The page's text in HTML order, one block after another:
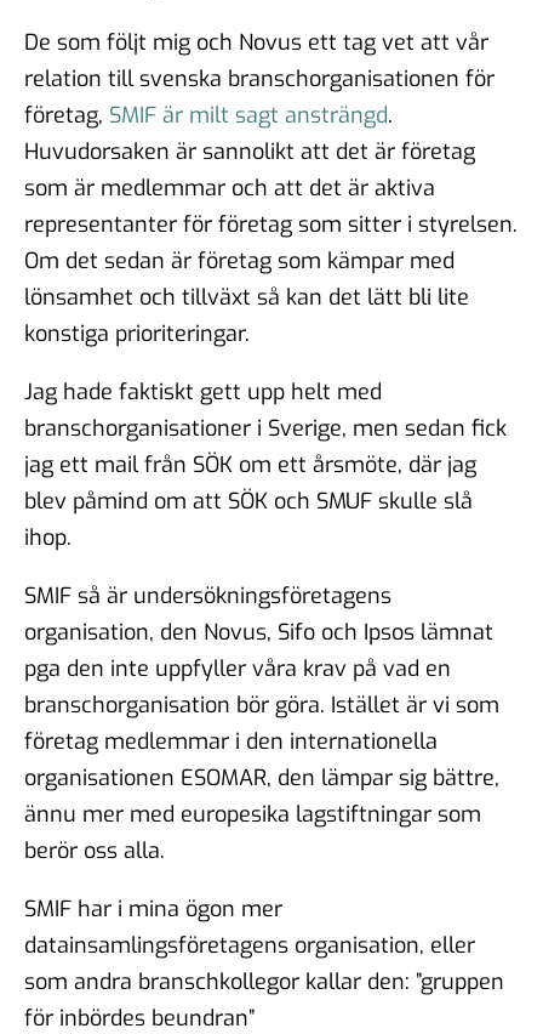
De som följt mig och Novus ett tag vet att vår
relation till svenska branschorganisationen för
företag, SMIF är milt sagt ansträngd.
Huvudorsaken är sannolikt att det är företag
som är medlemmar och att det är aktiva
representanter för företag som sitter i styrelsen.
Om det sedan är företag som kämpar med
lönsamhet och tillväxt så kan det lätt bli lite
konstiga prioriteringar.
Jag hade faktiskt gett upp helt med
branschorganisationer i Sverige, men sedan fick
jag ett mail från SÖK om ett årsmöte, där jag
blev påmind om att SÖK och SMUF skulle slå
ihop.
SMIF så är undersökningsföretagens
organisation, den Novus, Sifo och Ipsos lämnat
pga den inte uppfyller våra krav på vad en
branschorganisation bör göra. Istället är vi som
företag medlemmar i den internationella
organisationen ESOMAR, den lämpar sig bättre,
ännu mer med europesika lagstiftningar som
berör oss alla.
SMIF har i mina ögon mer
datainsamlingsföretagens organisation, eller
som andra branschkollegor kallar den: ”gruppen
för inbördes beundran”